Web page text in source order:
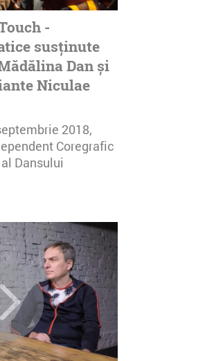
-
susținute
Dan și
Niculae
2018,
Coregrafic
Dansului